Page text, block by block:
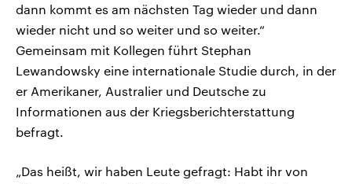
dann kommt es am nächsten Tag wieder und dann
wieder nicht und so weiter und so weiter.“
Gemeinsam mit Kollegen führt Stephan
Lewandowsky eine internationale Studie durch, in der
er Amerikaner, Australier und Deutsche zu
Informationen aus der Kriegsberichterstattung
befragt.
„Das heißt, wir haben Leute gefragt: Habt ihr von